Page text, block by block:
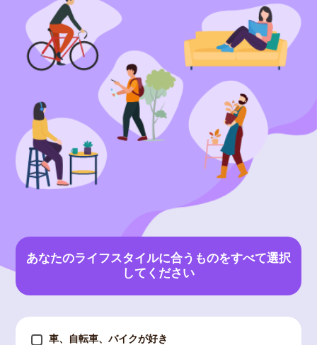
あなたのライフスタイルに合うものをすべて選択
してください
車、自転車、バイクが好き